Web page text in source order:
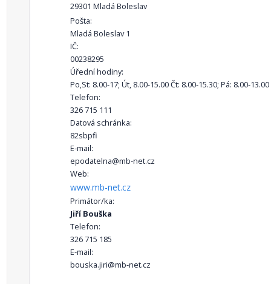
29301 Mladá Boleslav
Pošta:
Mladá Boleslav 1
IČ:
00238295
Úřední hodiny:
Po,St: 8.00-17; Út, 8.00-15.00 Čt: 8.00-15.30; Pá: 8.00-13.00
Telefon:
326 715 111
Datová schránka:
82sbpfi
E-mail:
epodatelna@mb-net.cz
Web:
www.mb-net.cz
Primátor/ka:
Jiří Bouška
Telefon:
326 715 185
E-mail:
bouska.jiri@mb-net.cz